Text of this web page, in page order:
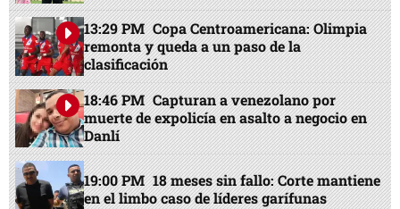
13:29 PM Copa Centroamericana: Olimpia
remonta y queda a un paso de la
clasificación
18:46 PM Capturan a venezolano por
muerte de expolicía en asalto a negocio en
Danlí
19:00 PM 18 meses sin fallo: Corte mantiene
en el limbo caso de líderes garífunas